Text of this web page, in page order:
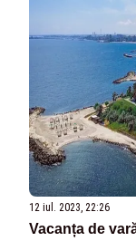
12 iul. 2023, 22:26
Vacanța de